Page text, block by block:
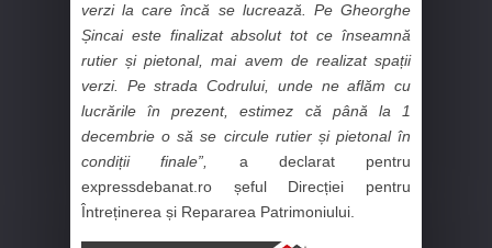
verzi la care încă se lucrează. Pe Gheorghe
Șincai este finalizat absolut tot ce înseamnă
rutier și pietonal, mai avem de realizat spații
verzi. Pe strada Codrului, unde ne aflăm cu
lucrările în prezent, estimez că până la 1
decembrie o să se circule rutier și pietonal în
condiții finale”, a declarat pentru
expressdebanat.ro șeful Direcției pentru
Întreținerea și Repararea Patrimoniului.